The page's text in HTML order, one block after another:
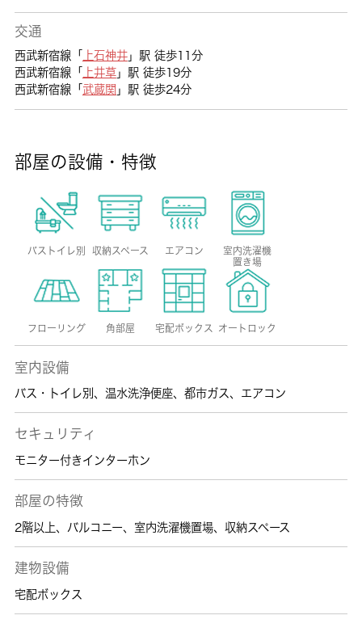
交通
西武新宿線「 上石神井」駅 徒歩11分
西武新宿線「
上井草」駅 徒歩19分
西武新宿線「 武蔵関 」駅 徒歩24分
部屋の設備・特徴
バストイレ別 収納スペース エアコン
室内洗濯機
置き場
フローリング 角部屋 宅配ボックス オートロック
室内設備
バス・トイレ別 、 温水洗浄便座、 都市ガス、 エアコン
セキュリティ
モニター付きインターホン
部屋の特徴
2階以上、 バルコニー、 室内洗濯機置場、 収納スペース
建物設備
宅配ボックス